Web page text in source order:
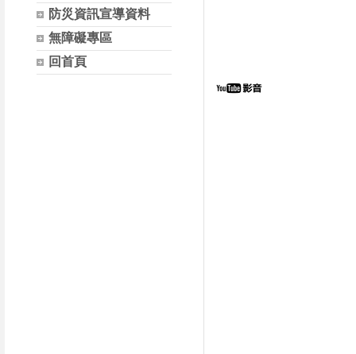
防災資訊宣導資料
無障礙專區
回首頁